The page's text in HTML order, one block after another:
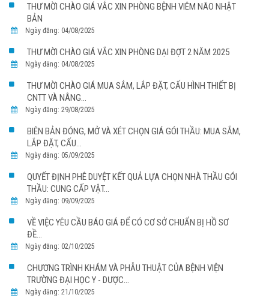
THƯ MỜI CHÀO GIÁ VẮC XIN PHÒNG BỆNH VIÊM NÃO NHẬT
BẢN
Ngày đăng: 04/08/2025
THƯ MỜI CHÀO GIÁ VẮC XIN PHÒNG DẠI ĐỢT 2 NĂM 2025
Ngày đăng: 04/08/2025
THƯ MỜI CHÀO GIÁ MUA SẮM, LẮP ĐẶT, CẤU HÌNH THIẾT BỊ
CNTT VÀ NÂNG...
Ngày đăng: 29/08/2025
BIÊN BẢN ĐÓNG, MỞ VÀ XÉT CHỌN GIÁ GÓI THẦU: MUA SẮM,
LẮP ĐẶT, CẤU...
Ngày đăng: 05/09/2025
QUYẾT ĐỊNH PHÊ DUYỆT KẾT QUẢ LỰA CHỌN NHÀ THẦU GÓI
THẦU: CUNG CẤP VẬT...
Ngày đăng: 09/09/2025
VỀ VIỆC YÊU CẦU BÁO GIÁ ĐỂ CÓ CƠ SỞ CHUẨN BỊ HỒ SƠ
ĐỀ...
Ngày đăng: 02/10/2025
CHƯƠNG TRÌNH KHÁM VÀ PHẪU THUẬT CỦA BỆNH VIỆN
TRƯỜNG ĐẠI HỌC Y - DƯỢC...
Ngày đăng: 21/10/2025